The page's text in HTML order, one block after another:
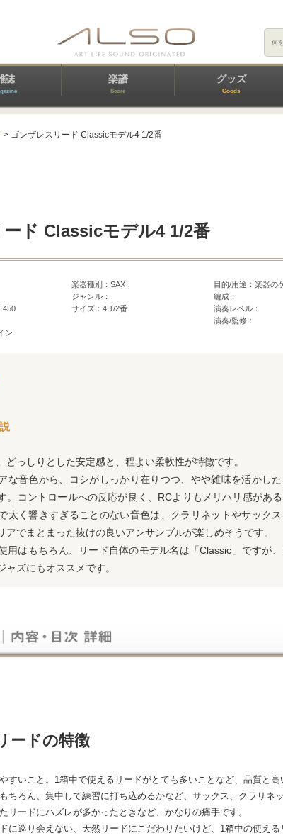
誌 楽譜
Score
グッズ
Goods
> ゴンザレスリード Classicモデル4 1/2番
ド Classicモデル4 1/2番
ン
楽器種別：SAX
ジャンル：
サイズ：4 1/2番
目的/用途：楽器の
編成：
演奏レベル：
演奏/監修：
どっしりとした安定感と、程よい柔軟性が特徴です。
な音色から、コシがしっかり在りつつ、やや雑味を活かし
。コントロールへの反応が良く、 RCよりもメリハリ感があ
太く響きすぎることのない音色は、クラリネットやサック
アでまとまった抜けの良いアンサンブルが楽しめそうです。
用はもちろん、リード自体のモデル名は「Classic 」ですが
ャズにもオススメです。
ードの特徴
すいこと。1箱中で使えるリードがとても多いことなど、品質と
ちろん、集中して練習に打ち込めるかなど、サックス、クラリ
リードにハズレが多かったときなど、かなりの痛手です。
に巡り会えない、天然リードにこだわりたいけど、1箱中の使え